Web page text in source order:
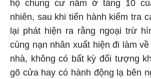
hộ chung cư nằm ở tầng 10
nhiên, sau khi tiến hành kiểm tra
lại phát hiện ra rằng ngoại trừ
cùng nạn nhân xuất hiện đi làm
nhà, không có bất kỳ đối tượng
gõ cửa hay có hành động lạ bên